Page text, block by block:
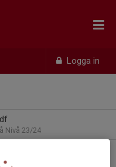
Logga in
Nivå 23/24
Östergötland 23/24